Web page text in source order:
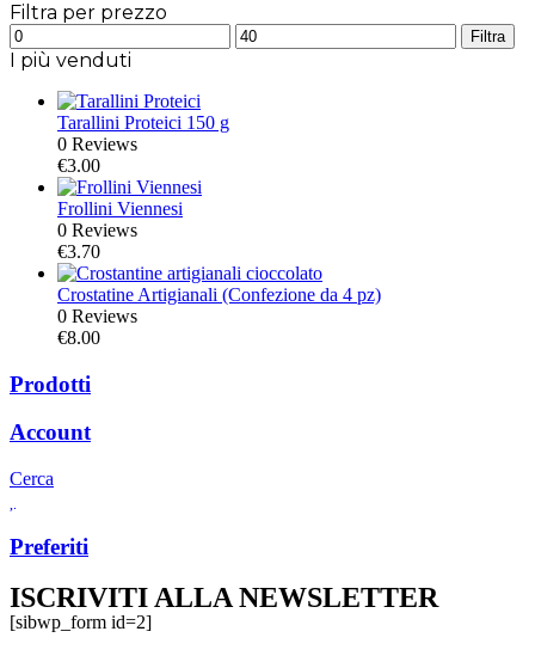
Filtra per prezzo
Prezzo
Min
Prezzo
Max
Filtra
I più venduti
Tarallini Proteici 150 g
0 Reviews
€3.00
Frollini Viennesi
0 Reviews
€3.70
Crostatine Artigianali (Confezione da 4 pz)
0 Reviews
€8.00
Prodotti
Account
Cerca
Preferiti
ISCRIVITI ALLA NEWSLETTER
[sibwp_form id=2]